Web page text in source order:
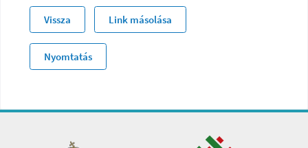
Vissza Link másolása
Nyomtatás